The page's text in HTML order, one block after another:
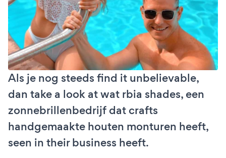
Als je nog steeds find it unbelievable,
dan take a look at wat rbia shades, een
zonnebrillenbedrijf dat crafts
handgemaakte houten monturen heeft,
seen in their business heeft.